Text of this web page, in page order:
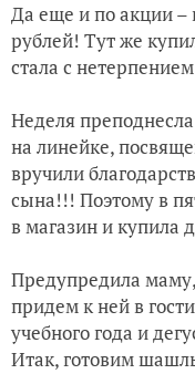
Да еще и по акции –
рублей! Тут же
стала с
Неделя
на линейке,
вручили
сына!!! Поэтому в
в магазин и купила
Предупредила
придем к ней в
учебного года и
Итак, готовим